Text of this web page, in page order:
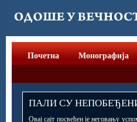
Почетна Монографија
ПАЛИ СУ
Овај сајт посвећен је неговању